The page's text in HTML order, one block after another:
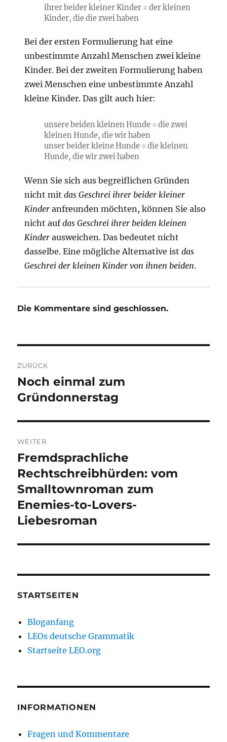
ihrer beider kleiner Kinder = der kleinen
Kinder, die die zwei haben
Bei der ersten Formulierung hat eine
unbestimmte Anzahl Menschen zwei kleine
Kinder. Bei der zweiten Formulierung haben
zwei Menschen eine unbestimmte Anzahl
kleine Kinder. Das gilt auch hier:
unsere beiden kleinen Hunde = die zwei
kleinen Hunde, die wir haben
unser beider kleine Hunde = die kleinen
Hunde, die wir zwei haben
Wenn Sie sich aus begreiflichen Gründen
nicht mitdas Geschrei ihrer beider kleiner
Kinder anfreunden möchten, können Sie also
nicht aufdas Geschrei ihrer beiden kleinen
Kinder ausweichen. Das bedeutet nicht
dasselbe. Eine mögliche Alternative istdas
Geschrei der kleinen Kinder von ihnen beiden.
Die Kommentare sind geschlossen.
ZURÜCK
Vorheriger
Beitrag:
Noch einmal zum
Gründonnerstag
WEITER
Nächster
Beitrag:
Fremdsprachliche
Rechtschreibhürden: vom
Smalltownroman zum
Enemies-to-Lovers-
Liebesroman
STARTSEITEN
Bloganfang
LEOs deutsche Grammatik
Startseite LEO.org
INFORMATIONEN
Fragen und Kommentare